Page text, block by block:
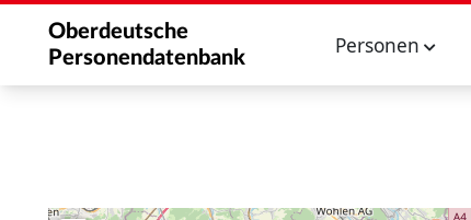
Oberdeutsche
Personendatenbank
Personen